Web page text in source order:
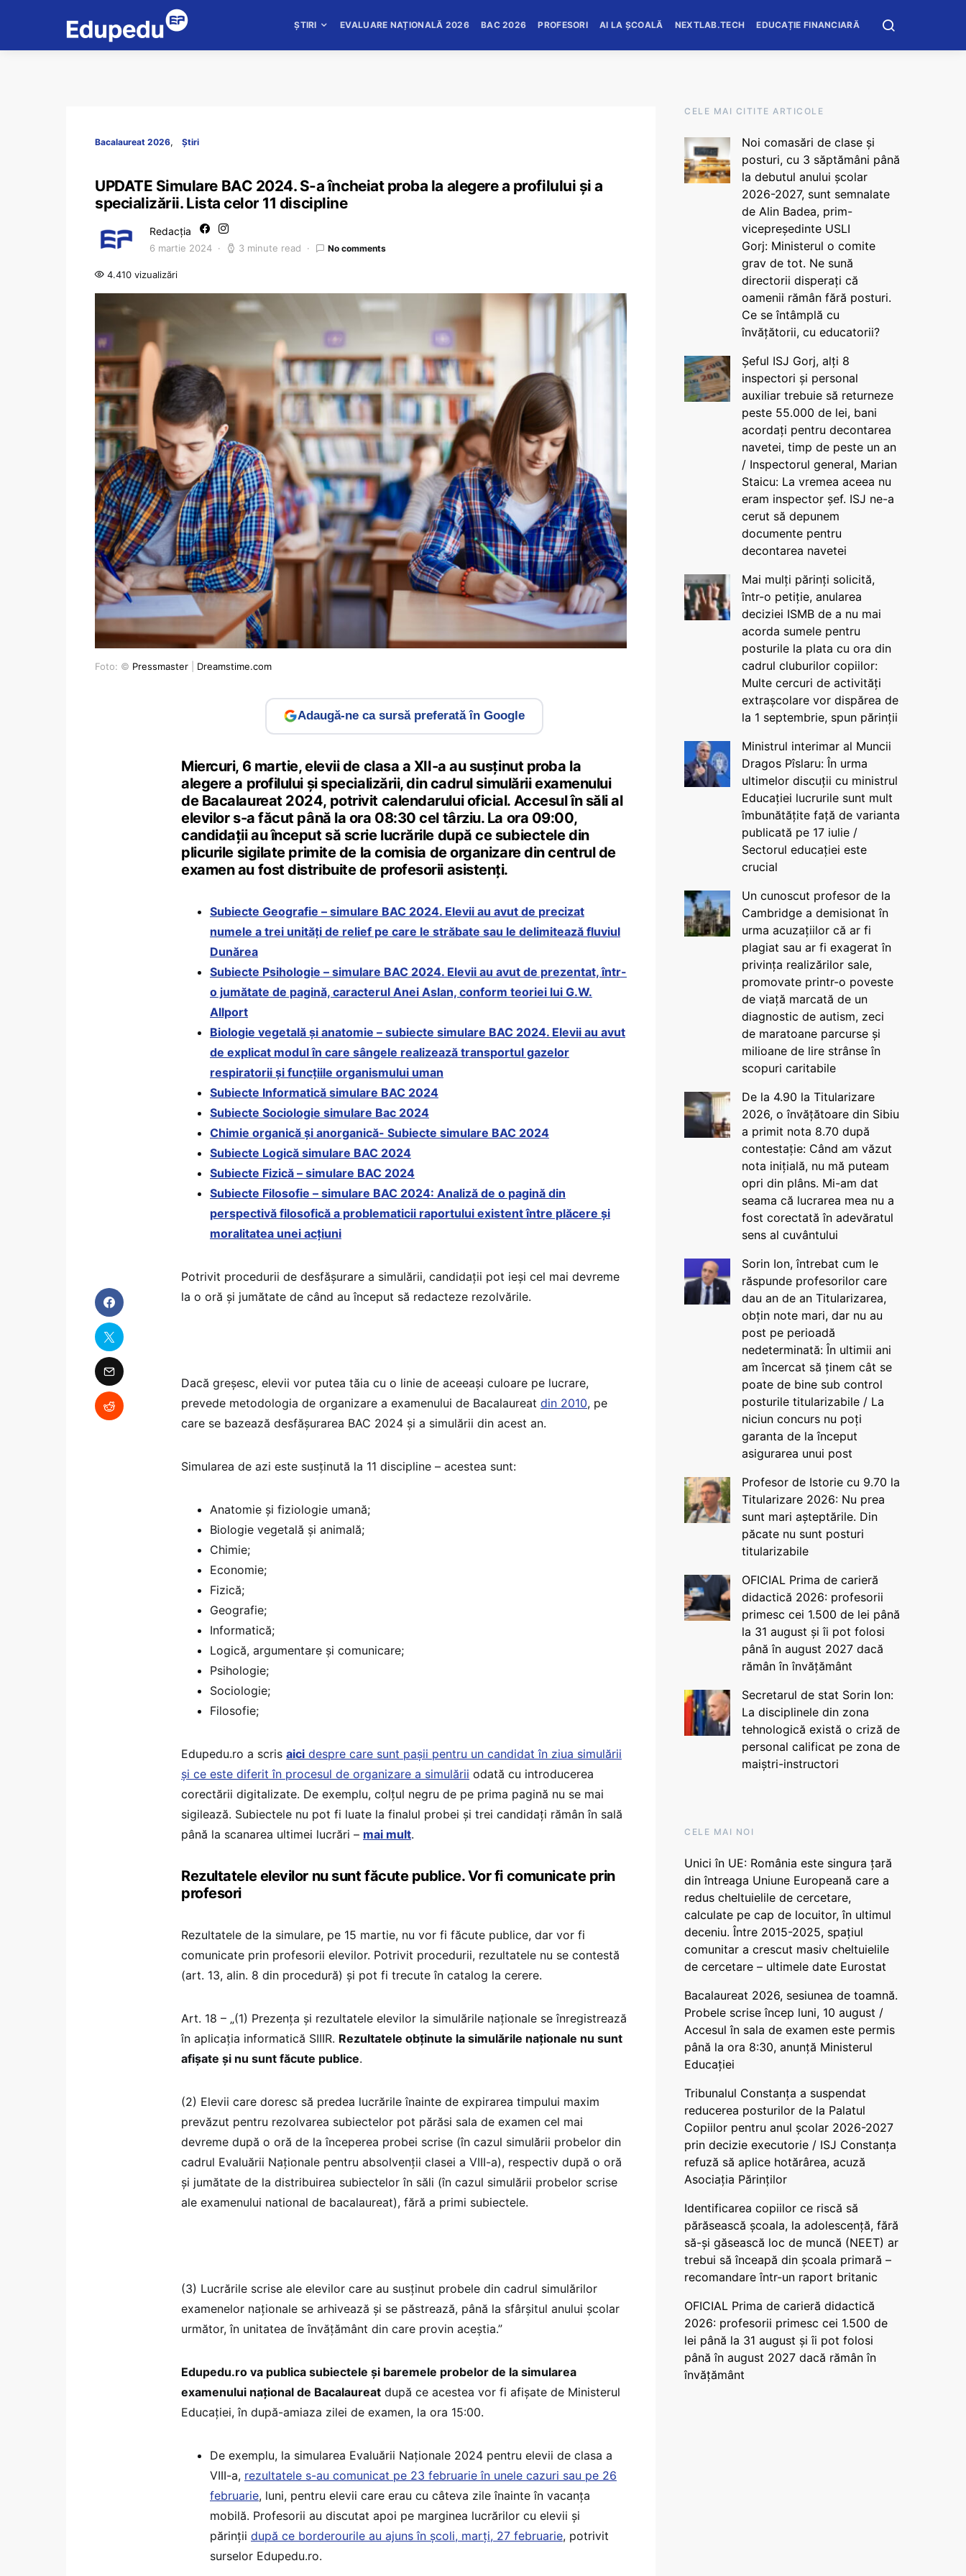
ȘTIRI EVALUARE NAȚIONALĂ 2026 BAC 2026 PROFESORI AI LA ȘCOALĂ NEXTLAB.TECH EDUCAȚIE FINANCIARĂ
Bacalaureat 2026 Știri
UPDATE Simulare BAC 2024. S-a încheiat proba la alegere a profilului și a
specializării. Lista celor 11 discipline
Redacția
6 martie 2024 3 minute read No comments
4.410 vizualizări
Foto: © Pressmaster Dreamstime.com
Adaugă-ne ca sursă preferată în Google
Miercuri, 6 martie, elevii de clasa a XII-a au susținut proba la
alegere a profilului și specializării, din cadrul simulării examenului
de Bacalaureat 2024, potrivit calendarului oficial. Accesul în săli al
elevilor s-a făcut până la ora 08:30 cel târziu. La ora 09:00,
candidații au început să scrie lucrările după ce subiectele din
plicurile sigilate primite de la comisia de organizare din centrul de
examen au fost distribuite de profesorii asistenți.
Subiecte Geografie – simulare BAC 2024. Elevii au avut de precizat
numele a trei unități de relief pe care le străbate sau le delimitează fluviul
Dunărea
Subiecte Psihologie – simulare BAC 2024. Elevii au avut de prezentat, într-
o jumătate de pagină, caracterul Anei Aslan, conform teoriei lui G.W.
Allport
Biologie vegetală și anatomie – subiecte simulare BAC 2024. Elevii au avut
de explicat modul în care sângele realizează transportul gazelor
respiratorii și funcțiile organismului uman
Subiecte Informatică simulare BAC 2024
Subiecte Sociologie simulare Bac 2024
Chimie organică și anorganică- Subiecte simulare BAC 2024
Subiecte Logică simulare BAC 2024
Subiecte Fizică – simulare BAC 2024
Subiecte Filosofie – simulare BAC 2024: Analiză de o pagină din
perspectivă filosofică a problematicii raportului existent între plăcere şi
moralitatea unei acţiuni
Potrivit procedurii de desfășurare a simulării, candidații pot ieși cel mai devreme
la o oră și jumătate de când au început să redacteze rezolvările.
Dacă greșesc, elevii vor putea tăia cu o linie de aceeași culoare pe lucrare,
prevede metodologia de organizare a examenului de Bacalaureat din 2010, pe
care se bazează desfășurarea BAC 2024 și a simulării din acest an.
Simularea de azi este susținută la 11 discipline – acestea sunt:
Anatomie și fiziologie umană;
Biologie vegetală și animală;
Chimie;
Economie;
Fizică;
Geografie;
Informatică;
Logică, argumentare și comunicare;
Psihologie;
Sociologie;
Filosofie;
Edupedu.ro a scris aici despre care sunt pașii pentru un candidat în ziua simulării
și ce este diferit în procesul de organizare a simulării odată cu introducerea
corectării digitalizate. De exemplu, colțul negru de pe prima pagină nu se mai
sigilează. Subiectele nu pot fi luate la finalul probei și trei candidați rămân în sală
până la scanarea ultimei lucrări – mai mult.
Rezultatele elevilor nu sunt făcute publice. Vor fi comunicate prin
profesori
Rezultatele de la simulare, pe 15 martie, nu vor fi făcute publice, dar vor fi
comunicate prin profesorii elevilor. Potrivit procedurii, rezultatele nu se contestă
(art. 13, alin. 8 din procedură) și pot fi trecute în catalog la cerere.
Art. 18 – „(1) Prezența și rezultatele elevilor la simulările naționale se înregistrează
în aplicația informatică SIIIR. Rezultatele obținute la simulările naționale nu sunt
afișate și nu sunt făcute publice.
(2) Elevii care doresc să predea lucrările înainte de expirarea timpului maxim
prevăzut pentru rezolvarea subiectelor pot părăsi sala de examen cel mai
devreme după o oră de la începerea probei scrise (în cazul simulării probelor din
cadrul Evaluării Naționale pentru absolvenții clasei a VIII-a), respectiv după o oră
şi jumătate de la distribuirea subiectelor în săli (în cazul simulării probelor scrise
ale examenului national de bacalaureat), fără a primi subiectele.
(3) Lucrările scrise ale elevilor care au susținut probele din cadrul simulărilor
examenelor naționale se arhivează și se păstrează, până la sfârșitul anului școlar
următor, în unitatea de învățământ din care provin aceștia.”
Edupedu.ro va publica subiectele și baremele probelor de la simularea
examenului național de Bacalaureat după ce acestea vor fi afișate de Ministerul
Educației, în după-amiaza zilei de examen, la ora 15:00.
De exemplu, la simularea Evaluării Naționale 2024 pentru elevii de clasa a
VIII-a, rezultatele s-au comunicat pe 23 februarie în unele cazuri sau pe 26
februarie, luni, pentru elevii care erau cu câteva zile înainte în vacanța
mobilă. Profesorii au discutat apoi pe marginea lucrărilor cu elevii și
părinții după ce borderourile au ajuns în școli, marți, 27 februarie, potrivit
surselor Edupedu.ro.
CELE MAI CITITE ARTICOLE
Noi comasări de clase și
posturi, cu 3 săptămâni până
la debutul anului școlar
2026-2027, sunt semnalate
de Alin Badea, prim-
vicepreședinte USLI
Gorj: Ministerul o comite
grav de tot. Ne sună
directorii disperați că
oamenii rămân fără posturi.
Ce se întâmplă cu
învățătorii, cu educatorii?
Șeful ISJ Gorj, alți 8
inspectori și personal
auxiliar trebuie să returneze
peste 55.000 de lei, bani
acordați pentru decontarea
navetei, timp de peste un an
/ Inspectorul general, Marian
Staicu: La vremea aceea nu
eram inspector șef. ISJ ne-a
cerut să depunem
documente pentru
decontarea navetei
Mai mulți părinți solicită,
într-o petiție, anularea
deciziei ISMB de a nu mai
acorda sumele pentru
posturile la plata cu ora din
cadrul cluburilor copiilor:
Multe cercuri de activități
extrașcolare vor dispărea de
la 1 septembrie, spun părinții
Ministrul interimar al Muncii
Dragos Pîslaru: În urma
ultimelor discuții cu ministrul
Educației lucrurile sunt mult
îmbunătățite față de varianta
publicată pe 17 iulie /
Sectorul educației este
crucial
Un cunoscut profesor de la
Cambridge a demisionat în
urma acuzațiilor că ar fi
plagiat sau ar fi exagerat în
privința realizărilor sale,
promovate printr-o poveste
de viață marcată de un
diagnostic de autism, zeci
de maratoane parcurse și
milioane de lire strânse în
scopuri caritabile
De la 4.90 la Titularizare
2026, o învățătoare din Sibiu
a primit nota 8.70 după
contestație: Când am văzut
nota inițială, nu mă puteam
opri din plâns. Mi-am dat
seama că lucrarea mea nu a
fost corectată în adevăratul
sens al cuvântului
Sorin Ion, întrebat cum le
răspunde profesorilor care
dau an de an Titularizarea,
obțin note mari, dar nu au
post pe perioadă
nedeterminată: În ultimii ani
am încercat să ținem cât se
poate de bine sub control
posturile titularizabile / La
niciun concurs nu poți
garanta de la început
asigurarea unui post
Profesor de Istorie cu 9.70 la
Titularizare 2026: Nu prea
sunt mari așteptările. Din
păcate nu sunt posturi
titularizabile
OFICIAL Prima de carieră
didactică 2026: profesorii
primesc cei 1.500 de lei până
la 31 august și îi pot folosi
până în august 2027 dacă
rămân în învățământ
Secretarul de stat Sorin Ion:
La disciplinele din zona
tehnologică există o criză de
personal calificat pe zona de
maiștri-instructori
CELE MAI NOI
Unici în UE: România este singura țară
din întreaga Uniune Europeană care a
redus cheltuielile de cercetare,
calculate pe cap de locuitor, în ultimul
deceniu. Între 2015-2025, spațiul
comunitar a crescut masiv cheltuielile
de cercetare – ultimele date Eurostat
Bacalaureat 2026, sesiunea de toamnă.
Probele scrise încep luni, 10 august /
Accesul în sala de examen este permis
până la ora 8:30, anunță Ministerul
Educației
Tribunalul Constanța a suspendat
reducerea posturilor de la Palatul
Copiilor pentru anul școlar 2026-2027
prin decizie executorie / ISJ Constanța
refuză să aplice hotărârea, acuză
Asociația Părinților
Identificarea copiilor ce riscă să
părăsească școala, la adolescență, fără
să-și găsească loc de muncă (NEET) ar
trebui să înceapă din școala primară –
recomandare într-un raport britanic
OFICIAL Prima de carieră didactică
2026: profesorii primesc cei 1.500 de
lei până la 31 august și îi pot folosi
până în august 2027 dacă rămân în
învățământ